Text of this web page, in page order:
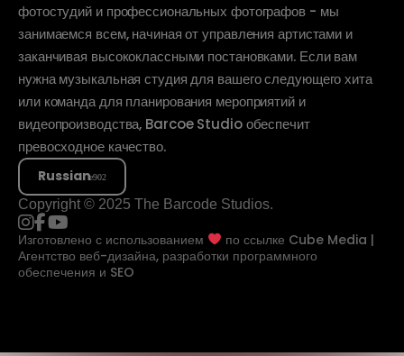
фотостудий и профессиональных фотографов - мы
занимаемся всем, начиная от управления артистами и
заканчивая высококлассными постановками. Если вам
нужна музыкальная студия для вашего следующего хита
или команда для планирования мероприятий и
видеопроизводства, Barcoe Studio обеспечит
превосходное качество.
Russian
Copyright © 2025 The Barcode Studios.
Изготовлено с использованием по ссылке Cube Media |
Агентство веб-дизайна, разработки программного
обеспечения и SEO